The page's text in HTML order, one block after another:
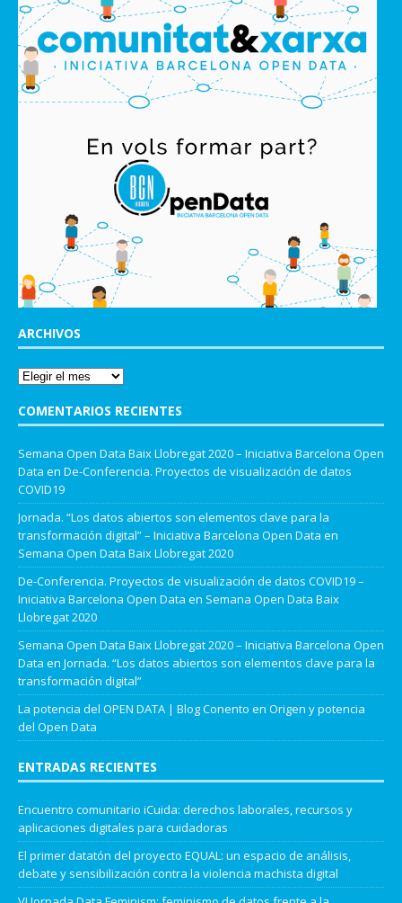
ARCHIVOS
COMENTARIOS RECIENTES
Semana Open Data Baix Llobregat 2020 – Iniciativa Barcelona Open
Data en De-Conferencia. Proyectos de visualización de datos
COVID19
Jornada. “Los datos abiertos son elementos clave para la
transformación digital” – Iniciativa Barcelona Open Data en
Semana Open Data Baix Llobregat 2020
De-Conferencia. Proyectos de visualización de datos COVID19 –
Iniciativa Barcelona Open Data en Semana Open Data Baix
Llobregat 2020
Semana Open Data Baix Llobregat 2020 – Iniciativa Barcelona Open
Data en Jornada. “Los datos abiertos son elementos clave para la
transformación digital”
La potencia del OPEN DATA | Blog Conento en Origen y potencia
del Open Data
ENTRADAS RECIENTES
Encuentro comunitario iCuida: derechos laborales, recursos y
aplicaciones digitales para cuidadoras
El primer datatón del proyecto EQUAL: un espacio de análisis,
debate y sensibilización contra la violencia machista digital